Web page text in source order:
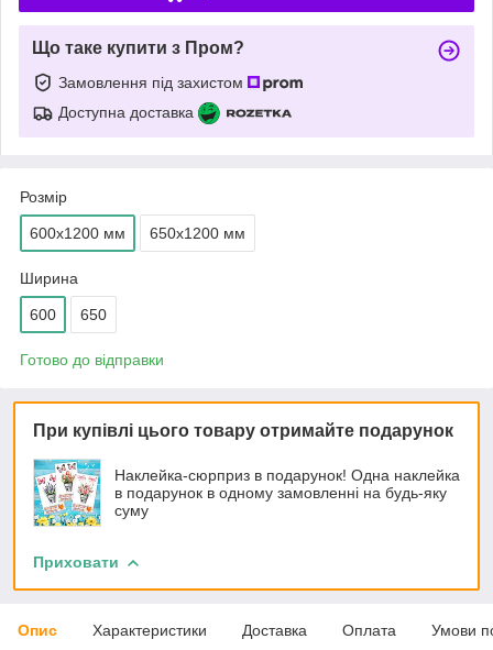
Що таке купити з Пром?
Замовлення під захистом
Доступна доставка
Розмір
600х1200 мм 650х1200 мм
Ширина
600 650
Готово до відправки
При купівлі цього товару отримайте подарунок
Наклейка-сюрприз в подарунок! Одна наклейка
в подарунок в одному замовленні на будь-яку
суму
Приховати
Опис Характеристики Доставка Оплата Умови